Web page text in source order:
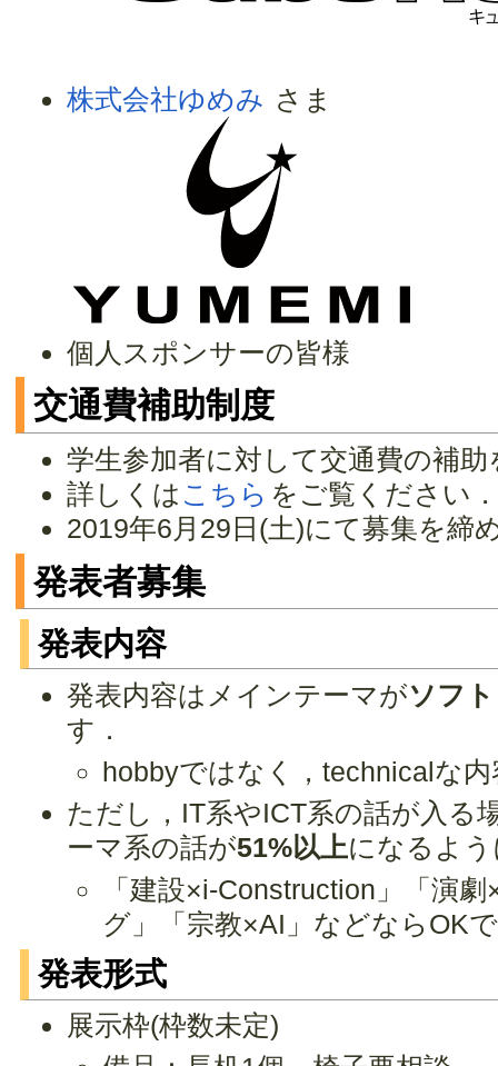
株式会社ゆめみ さま
個人スポンサーの皆様
交通費補助制度
学生参加者に対して交通費の補
詳しくは こちら をご覧ください．
2019年6月29日(土)にて募集を締
発表者募集
発表内容
発表内容はメインテーマがソフ
す．
hobbyではなく，technicalな
ただし，IT系やICT系の話が入る
ーマ系の話が51%以上になるよ
「建設×i-Construction」「演
グ」「宗教×AI」などならOK
発表形式
展示枠(枠数未定)